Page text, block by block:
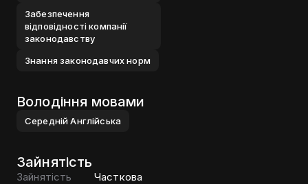
Забезпечення
вiдповiдностi компанiї
законодавству
Знання законодавчих норм
Володіння мовами
Середнiй Англiйська
Зайнятість
Зайнятість
Часткова